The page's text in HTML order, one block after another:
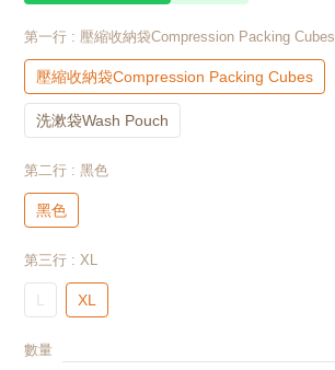
第一行 : 壓縮收納袋Compression Packing Cubes
壓縮收納袋Compression Packing Cubes
洗漱袋Wash Pouch
第二行 : 黑色
黑色
第三行 : XL
L XL
數量